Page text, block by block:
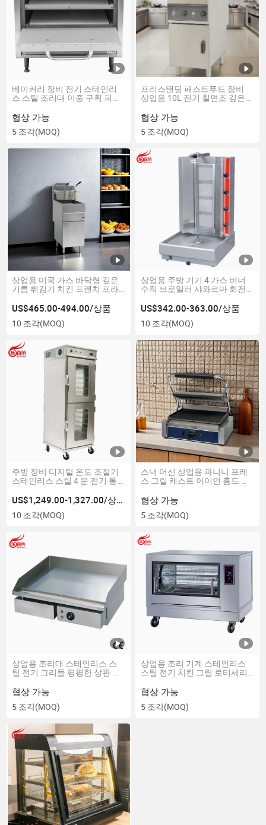
베이커리 장비 전기 스테인리
스 스틸 조리대 이중 구획 피자
협상 가능
5 조각(MOQ)
프리스탠딩 패스트푸드 장비
상업용 10L 전기 칠면조 깊은
김 튀김기 히터 리프팅 메커니
즘 2 탱크 2 바구니 (DF-10L-2)
협상 가능
5 조각(MOQ)
상업용 미국 가스 바닥형 깊은
기름 튀김기 치킨 프렌치 프라
이 생선 칩 2 바구니 스테인리
스 스틸 CE 및 ETL 승인 (GF90)
US$465.00-494.00/상품
10 조각(MOQ)
상업용 주방 기기 4 가스 버너
수직 브로일러 샤와르마 회전
도너 케밥 자이로 그릴 기계
CE/ETL 승인 (RG-2)
US$342.00-363.00/상품
10 조각(MOQ)
주방 장비 디지털 온도 조절기
스테인리스 스틸 4 문 전기 통
과 이동식 가열 보관 캐비닛 연
회 카트 음식 따뜻하게 하는 기
기 (HC-1411)
US$1,249.00-1,327.00/상품
10 조각(MOQ)
스낵 머신 상업용 파니니 프레
스 그릴 캐스트 아이언 홈드 그
루브 플레이트 샌드위치 메이
커 (PG-MA)
협상 가능
5 조각(MOQ)
상업용 조리대 스테인리스 스
틸 전기 그리들 평평한 상판 그
릴 온도 조절 3000W 22" (FT-
818)
협상 가능
5 조각(MOQ)
상업용 조리 기계 스테인리스
스틸 전기 치킨 그릴 로티세리
(ER-266X)
협상 가능
5 조각(MOQ)